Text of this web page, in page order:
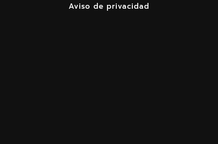
Aviso de privacidad